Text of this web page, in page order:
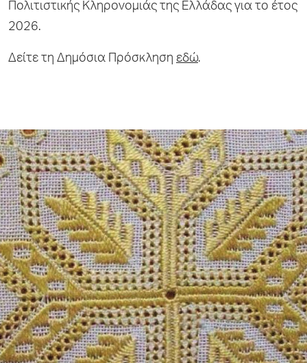
Πολιτιστικής Κληρονομιάς της Ελλάδας για το έτος
2026.
Δείτε τη Δημόσια Πρόσκληση εδώ.